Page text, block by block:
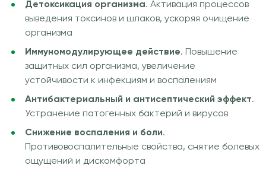
Детоксикация организма. Активация процессов
выведения токсинов и шлаков, ускоряя очищение
организма
Иммуномодулирующее действие. Повышение
защитных сил организма, увеличение
устойчивости к инфекциям и воспалениям
Антибактериальный и антисептический эффект.
Устранение патогенных бактерий и вирусов
Снижение воспаления и боли.
Противовоспалительные свойства, снятие болевых
ощущений и дискомфорта